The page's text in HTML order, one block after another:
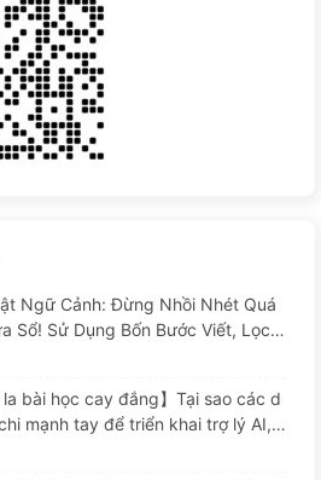
Ngữ Cảnh: Đừng Nhồi Nhét Quá
Sổ! Sử Dụng Bốn Bước Viết, Lọc,
Cảnh Giác Với Sự Can Thiệp Gâ
la bài học cay đắng】Tại sao các d
mạnh tay để triển khai trợ lý AI, n
vào những lúc then chốt, khiến đ